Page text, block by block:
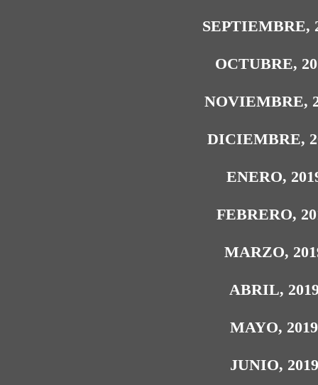
SEPTIEMBRE,
OCTUBRE,
NOVIEMBRE,
DICIEMBRE,
ENERO,
FEBRERO,
MARZO,
ABRIL,
MAYO, 2019
JUNIO, 2019